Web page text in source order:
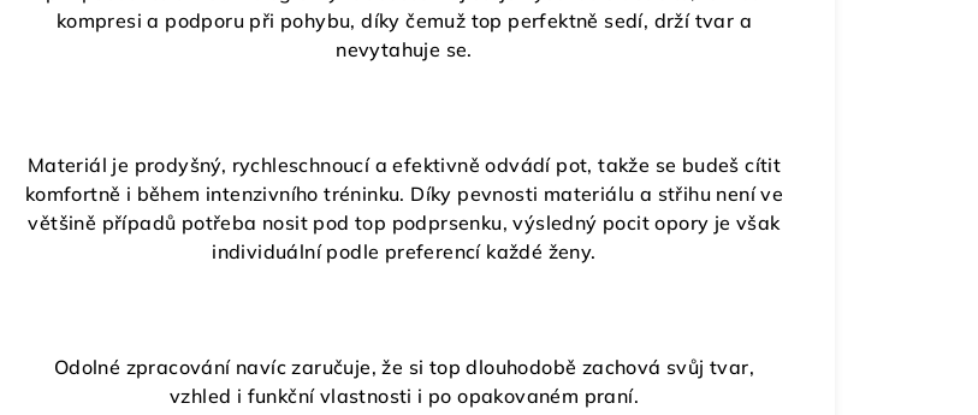
kompresi a podporu při pohybu, díky čemuž top perfektně sedí, drží tvar a
nevytahuje se.
Materiál je prodyšný, rychleschnoucí a efektivně odvádí pot, takže se budeš cítit
komfortně i během intenzivního tréninku. Díky pevnosti materiálu a střihu není ve
většině případů potřeba nosit pod top podprsenku, výsledný pocit opory je však
individuální podle preferencí každé ženy.
Odolné zpracování navíc zaručuje, že si top dlouhodobě zachová svůj tvar,
vzhled i funkční vlastnosti i po opakovaném praní.